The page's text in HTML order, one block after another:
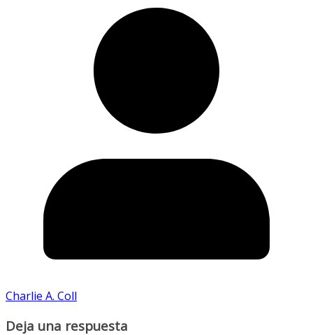
Charlie A. Coll
Deja una respuesta